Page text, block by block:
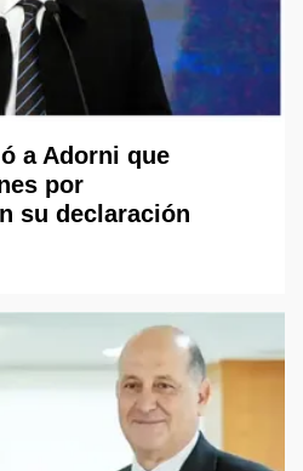
a Adorni que
por
su declaración